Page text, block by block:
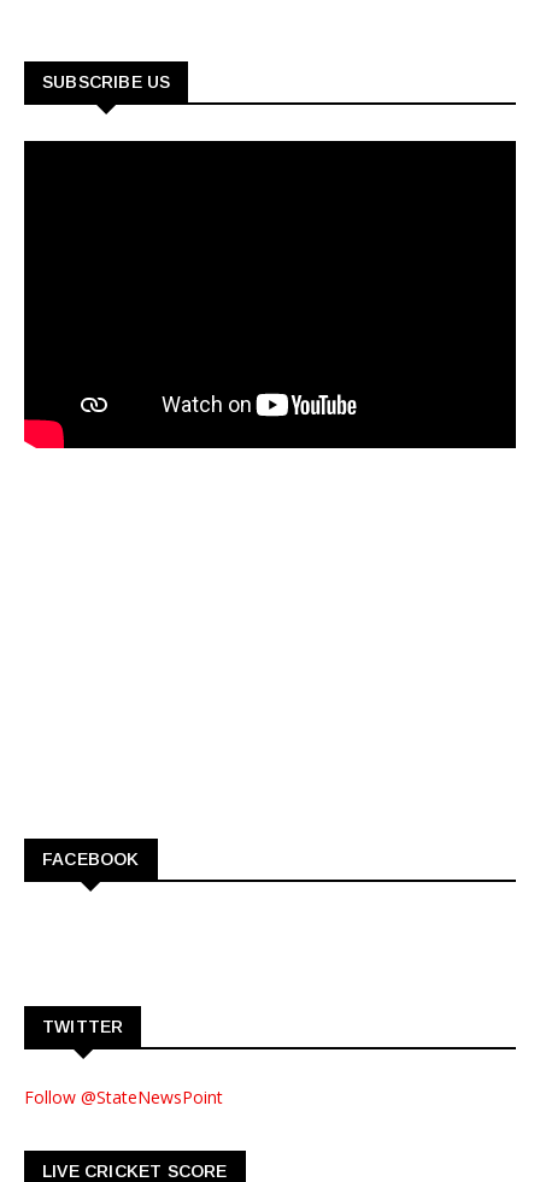
SUBSCRIBE US
FACEBOOK
TWITTER
Follow @StateNewsPoint
LIVE CRICKET SCORE